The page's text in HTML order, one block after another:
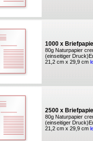
1000 x
80g Naturpapier
(einseitiger
21,2 cm x 29,9 cm
2500 x
80g Naturpapier
(einseitiger
21,2 cm x 29,9 cm